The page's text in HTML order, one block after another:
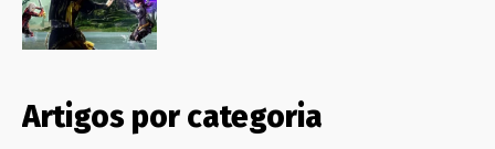
Artigos por categoria